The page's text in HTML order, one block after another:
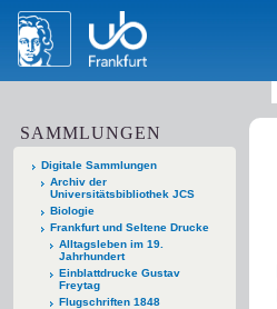
SAMMLUNGEN
Digitale Sammlungen
Archiv der
Universitätsbibliothek JCS
Biologie
Frankfurt und Seltene Drucke
Alltagsleben im 19.
Jahrhundert
Einblattdrucke Gustav
Freytag
Flugschriften 1848